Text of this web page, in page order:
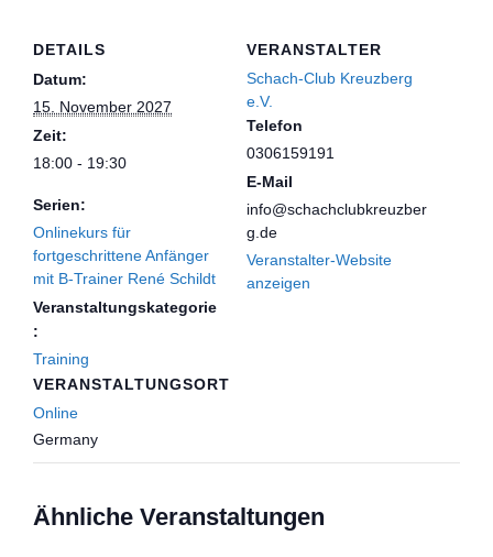
DETAILS
Datum:
15. November 2027
Zeit:
18:00 - 19:30
Serien:
Onlinekurs für
fortgeschrittene Anfänger
mit B-Trainer René Schildt
Veranstaltungskategorie
:
Training
VERANSTALTUNGSORT
Online
Germany
VERANSTALTER
Schach-Club Kreuzberg
e.V.
Telefon
0306159191
E-Mail
info@schachclubkreuzber
g.de
Veranstalter-Website
anzeigen
Ähnliche Veranstaltungen